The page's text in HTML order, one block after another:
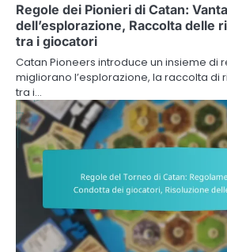
Regole dei Pionieri di Catan:
dell’esplorazione, Raccolta delle
tra i giocatori
Catan Pioneers introduce un insieme di
migliorano l’esplorazione, la raccolta di
tra i…